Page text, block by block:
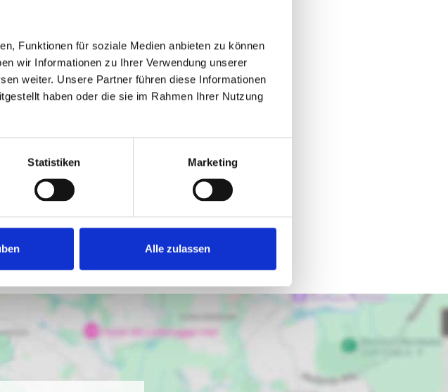
Funktionen für soziale Medien anbieten zu können
wir Informationen zu Ihrer Verwendung unserer
weiter. Unsere Partner führen diese Informationen
haben oder die sie im Rahmen Ihrer Nutzung
Statistiken Marketing
Alle zulassen
In der Mitte
Eine
Jede Etage
Im ersten
können Kunden
Sie mit dieser